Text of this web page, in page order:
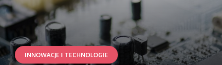
INNOWACJE I TECHNOLOGIE